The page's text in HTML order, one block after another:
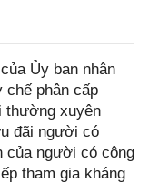
Ủy ban nhân
chế phân cấp
thường xuyên
đãi người có
của người có công
tham gia kháng